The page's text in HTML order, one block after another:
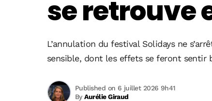
se retrouve
L’annulation du festival Solidays ne
sensible, dont les effets se feront sentir
ByAurélie Giraud
Published on 6 juillet 2026 9h41